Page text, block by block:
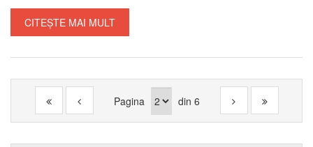
CITEȘTE MAI MULT
Pagina din 6